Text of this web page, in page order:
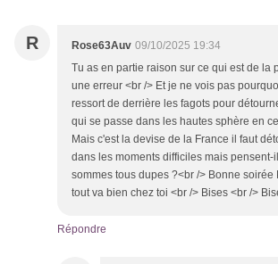
R Rose63Auv 09/10/2025 19:34
Tu as en partie raison sur ce qui est de la
une erreur <br /> Et je ne vois pas
ressort de derrière les fagots pour
qui se passe dans les hautes sphère en
Mais c'est la devise de la France il faut
dans les moments difficiles mais
sommes tous dupes ?<br /> Bonne soirée
tout va bien chez toi <br /> Bises <br />
Répondre